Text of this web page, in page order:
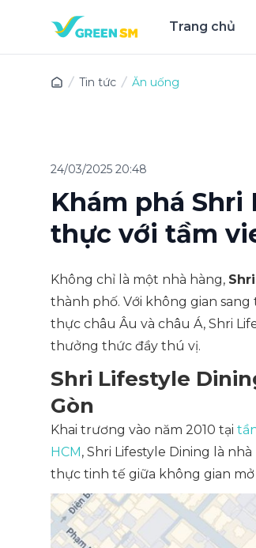
Trang chủ
Tin tức Ăn uống
24/03/2025 20:48
Khám phá Shri
thực với tầm
Không chỉ là một nhà hàng,
thành phố. Với không gian
thực châu Âu và châu Á, Shri
thưởng thức đầy thú vị.
Shri Lifestyle
Gòn
Khai trương vào năm 2010 tại
HCM, Shri Lifestyle Dining là
thực tinh tế giữa không gian